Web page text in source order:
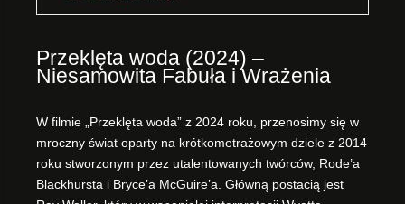
Przeklęta woda (2024) –
Niesamowita Fabuła i Wrażenia
W filmie „Przeklęta woda” z 2024 roku, przenosimy się w
mroczny świat oparty na krótkometrażowym dziele z 2014
roku stworzonym przez utalentowanych twórców, Rode’a
Blackhursta i Bryce’a McGuire’a. Główną postacią jest